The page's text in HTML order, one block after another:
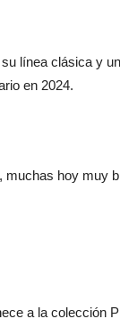
línea clásica y
en 2024.
muchas hoy muy
a la colección